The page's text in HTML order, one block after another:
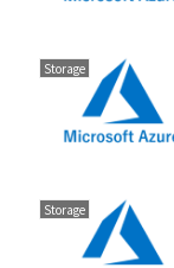
Storage
Storage